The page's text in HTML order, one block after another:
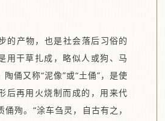
的产物，也是社会落后习俗的
用干草扎成，略似人或狗、马
俑又称“泥像”或“土俑”，是使
后再用火烧制而成的，用来代
殉。“涂车刍灵，自古有之，